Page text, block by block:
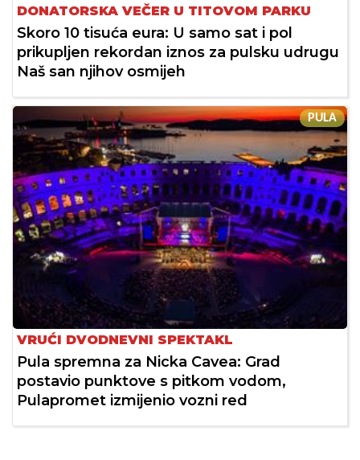
DONATORSKA VEČER U TITOVOM PARKU
Skoro 10 tisuća eura: U samo sat i pol
prikupljen rekordan iznos za pulsku udrugu
Naš san njihov osmijeh
PULA
VRUĆI DVODNEVNI SPEKTAKL
Pula spremna za Nicka Cavea: Grad
postavio punktove s pitkom vodom,
Pulapromet izmijenio vozni red